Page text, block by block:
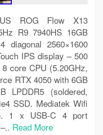
ROG Flow X13
R9 7940HS 16GB
diagonal 2560×1600
IPS display – 500
core CPU (5.20GHz,
RTX 4050 with 6GB
LPDDR5 (soldered,
SSD. Mediatek Wifi
1 x USB-C 4 port
Read More